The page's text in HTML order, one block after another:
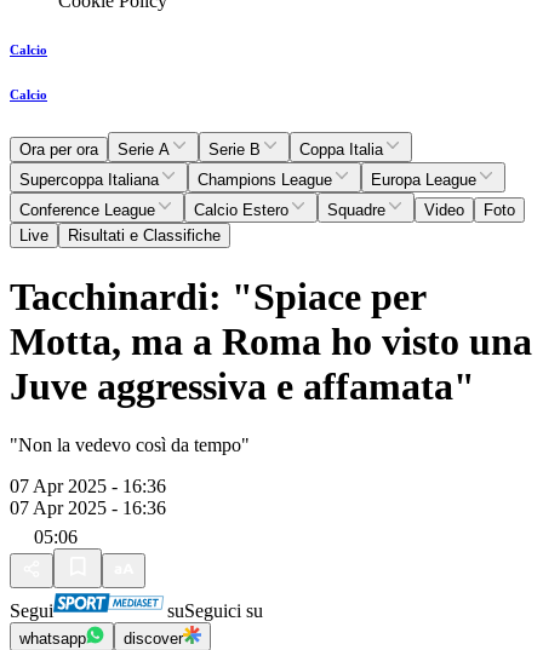
Calcio
Calcio
Ora per ora Serie A Serie B
Coppa Italia
Supercoppa Italiana
Champions League
Europa League
Conference League
Calcio Estero Squadre Video
Foto
Live
Risultati e Classifiche
Tacchinardi: "Spiace per
Motta, ma a Roma ho visto una
Juve aggressiva e affamata"
"Non la vedevo così da tempo"
07 Apr 2025 - 16:36
07 Apr 2025 - 16:36
05:06
Segui suSeguici su
whatsapp discover